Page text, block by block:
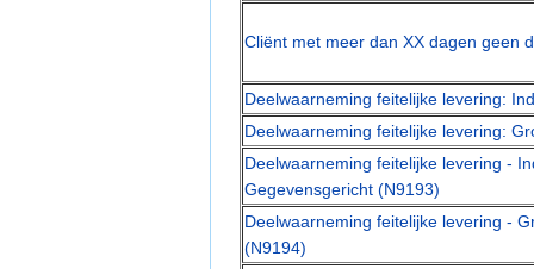
Cliënt met meer dan XX dagen geen
Deelwaarneming feitelijke levering:
Deelwaarneming feitelijke levering:
Deelwaarneming feitelijke levering -
Gegevensgericht (N9193)
Deelwaarneming feitelijke levering -
(N9194)